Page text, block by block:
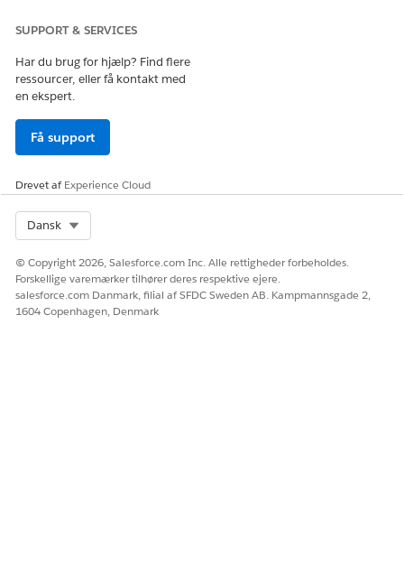
SUPPORT & SERVICES
Har du brug for hjælp? Find flere
ressourcer, eller få kontakt med
en ekspert.
Få support
Drevet afExperience Cloud
Dansk
© Copyright 2026, Salesforce.com Inc. Alle rettigheder forbeholdes.
Forskellige varemærker tilhører deres respektive ejere.
salesforce.com Danmark, filial af SFDC Sweden AB. Kampmannsgade 2,
1604 Copenhagen, Denmark